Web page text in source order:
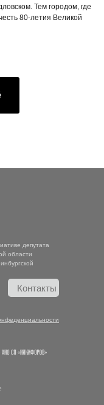
Тем городом, где
80-летия Великой
депутата
области
Контакты